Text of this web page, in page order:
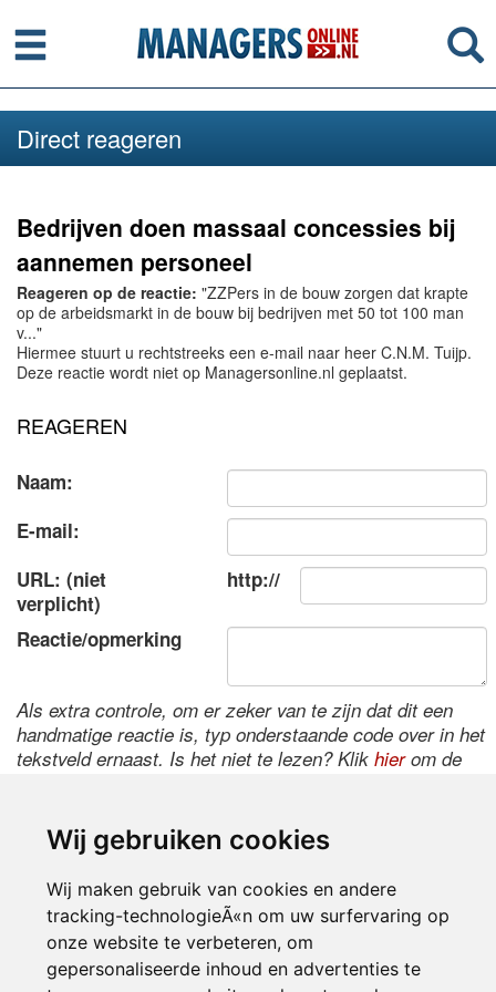
Wij gebruiken cookies
Wij maken gebruik van cookies en andere
tracking-technologieÃ«n om uw surfervaring op
onze website te verbeteren, om
gepersonaliseerde inhoud en advertenties te
Menu
Direct reageren
Bedrijven doen massaal concessies bij
aannemen personeel
Reageren op de reactie: "ZZPers in de bouw zorgen dat krapte
op de arbeidsmarkt in de bouw bij bedrijven met 50 tot 100 man
v..."
Hiermee stuurt u rechtstreeks een e-mail naar heer C.N.M. Tuijp.
Deze reactie wordt niet op Managersonline.nl geplaatst.
REAGEREN
Naam:
E-mail:
URL: (niet
verplicht)
http://
Reactie/opmerking
Als extra controle, om er zeker van te zijn dat dit een
handmatige reactie is, typ onderstaande code over in het
tekstveld ernaast. Is het niet te lezen? Klik hierom de